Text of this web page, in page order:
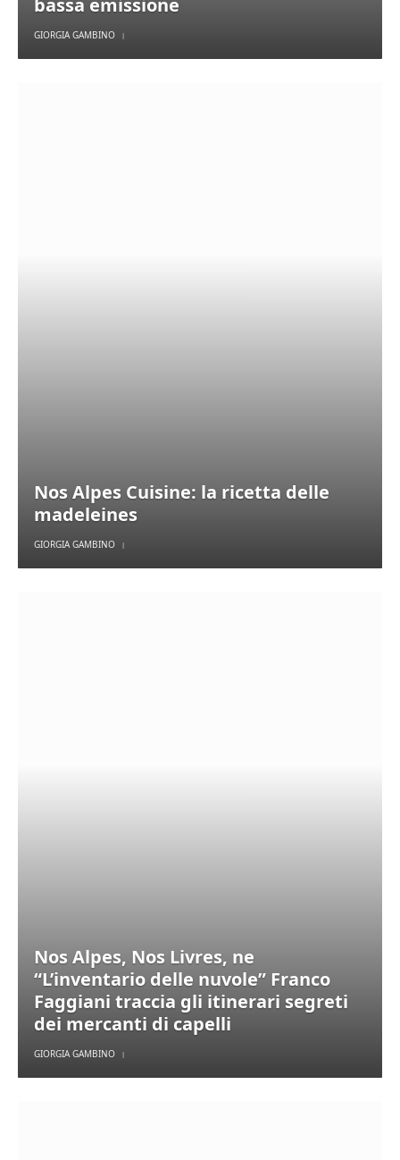
bassa emissione
GIORGIA GAMBINO
Nos Alpes Cuisine: la ricetta delle
madeleines
GIORGIA GAMBINO
Nos Alpes, Nos Livres, ne
“L’inventario delle nuvole” Franco
Faggiani traccia gli itinerari segreti
dei mercanti di capelli
GIORGIA GAMBINO